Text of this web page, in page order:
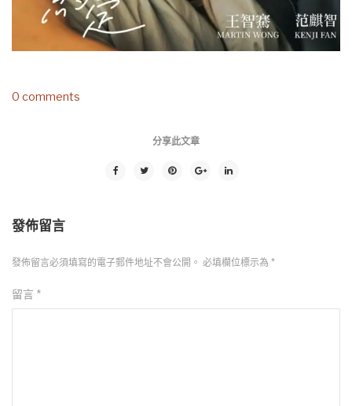
0 comments
分享此文章
發佈留言
發佈留言必須填寫的電子郵件地址不會公開。 必填欄位標示為 *
留言 *